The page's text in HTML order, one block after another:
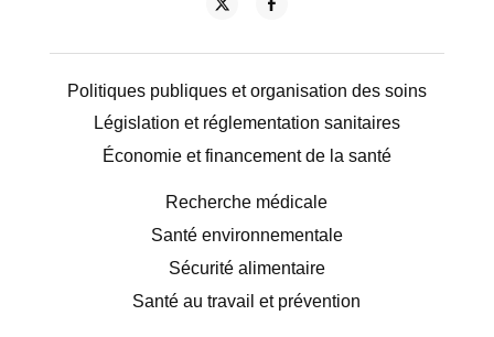
Politiques publiques et organisation des soins
Législation et réglementation sanitaires
Économie et financement de la santé
Recherche médicale
Santé environnementale
Sécurité alimentaire
Santé au travail et prévention